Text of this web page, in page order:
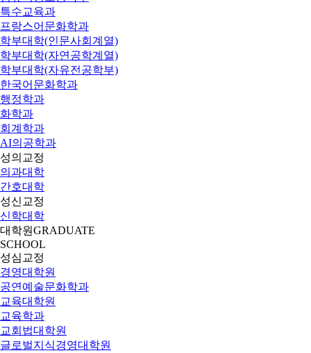
특수교육과
프랑스어문화학과
학부대학(인문사회계열)
학부대학(자연공학계열)
학부대학(자유전공학부)
한국어문화학과
행정학과
화학과
회계학과
AI의공학과
성의교정
의과대학
간호대학
성신교정
신학대학
대학원GRADUATE
SCHOOL
성심교정
경영대학원
공연예술문화학과
교육대학원
교육학과
교회법대학원
글로벌지식경영대학원